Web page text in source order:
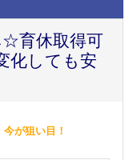
育休取得可
化しても安
今が狙い目！